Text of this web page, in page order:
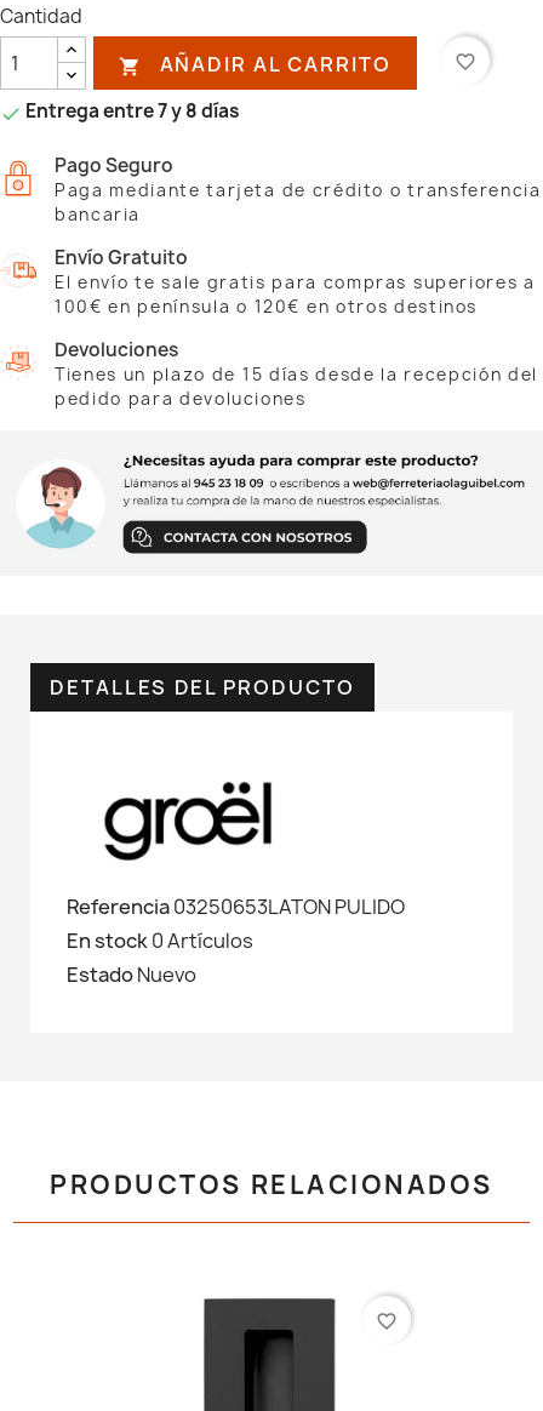
Cantidad
 AÑADIR AL CARRITO favorite_border
 Entrega entre 7 y 8 días
Pago Seguro
Paga mediante tarjeta de crédito o transferencia
bancaria
Envío Gratuito
El envío te sale gratis para compras superiores a
100€ en península o 120€ en otros destinos
Devoluciones
Tienes un plazo de 15 días desde la recepción del
pedido para devoluciones
DETALLES DEL PRODUCTO
Referencia03250653LATON PULIDO
En stock0 Artículos
EstadoNuevo
PRODUCTOS RELACIONADOS
favorite_border